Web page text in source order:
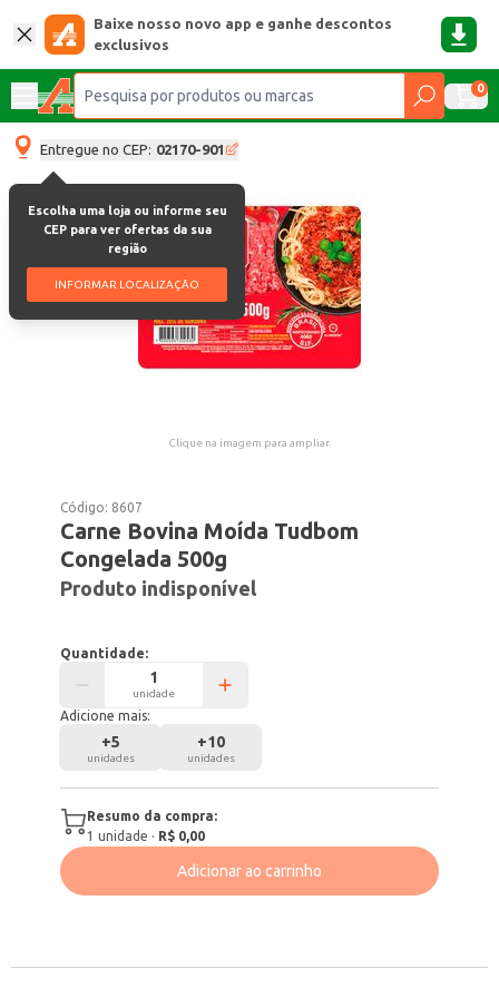
Baixe nosso novo app e ganhe descontos
exclusivos
0
Entregue no CEP: 02170-901
Escolha uma loja ou informe seu
CEP para ver ofertas da sua
região
INFORMAR LOCALIZAÇÃO
Clique na imagem para ampliar.
Código: 8607
Carne Bovina Moída Tudbom
Congelada 500g
Produto indisponível
Quantidade:
unidade
Adicione mais:
+5
unidades
+10
unidades
Resumo da compra:
1 unidade · R$ 0,00
Adicionar ao carrinho